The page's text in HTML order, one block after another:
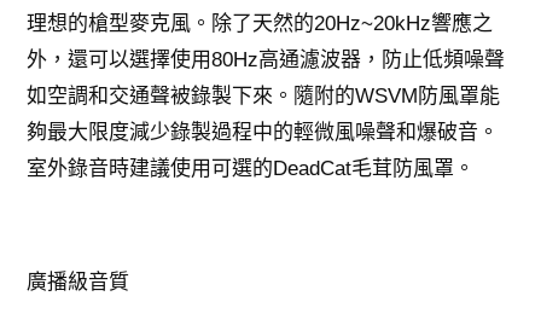
理想的槍型麥克風。除了天然的20Hz~20kHz響應之
外，還可以選擇使用80Hz高通濾波器，防止低頻噪聲
如空調和交通聲被錄製下來。隨附的WSVM防風罩能
夠最大限度減少錄製過程中的輕微風噪聲和爆破音。
室外錄音時建議使用可選的DeadCat毛茸防風罩。
廣播級音質